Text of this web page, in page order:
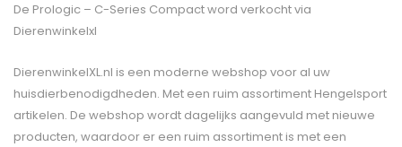
De Prologic – C-Series Compactword verkocht via
Dierenwinkelxl
DierenwinkelXL.nl is een moderne webshop voor al uw
huisdierbenodigdheden. Met een ruim assortiment Hengelsport
artikelen. De webshop wordt dagelijks aangevuld met nieuwe
producten, waardoor er een ruim assortiment is met een